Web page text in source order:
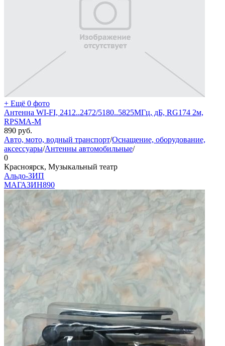
+ Ещё 0 фото
Антенна WI-FI, 2412..2472/5180..5825МГц, дБ, RG174 2м,
RPSMA-M
890 руб.
Авто, мото, водный транспорт/Оснащение, оборудование,
аксессуары/Антенны автомобильные/
0
Красноярск, Музыкальный театр
Альдо-ЗИП
МАГАЗИН890